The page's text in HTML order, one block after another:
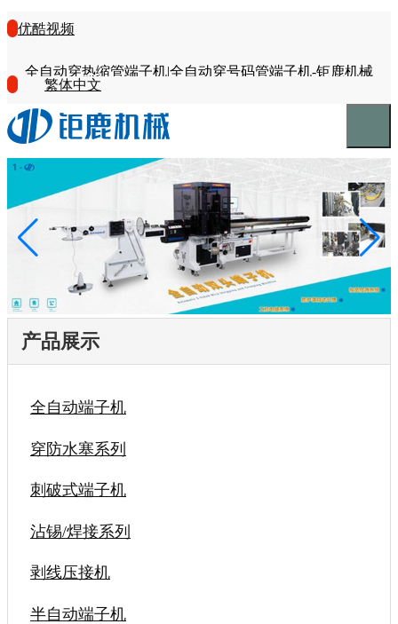
优酷视频
全自动穿热缩管端子机|全自动穿号码管端子机-钜鹿机械
繁体中文
产品展示
全自动端子机
穿防水塞系列
刺破式端子机
沾锡/焊接系列
剥线压接机
半自动端子机